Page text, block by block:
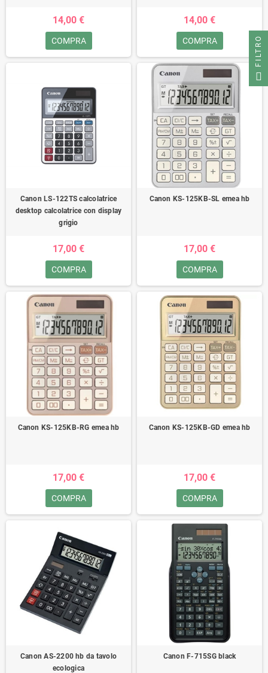
14,00 €
COMPRA
14,00 €
COMPRA
Canon LS-122TS calcolatrice
desktop calcolatrice con display
grigio
17,00 €
COMPRA
Canon KS-125KB-SL emea hb
17,00 €
COMPRA
Canon KS-125KB-RG emea hb
17,00 €
COMPRA
Canon KS-125KB-GD emea hb
17,00 €
COMPRA
Canon AS-2200 hb da tavolo
ecologica
Canon F-715SG black
FILTRO